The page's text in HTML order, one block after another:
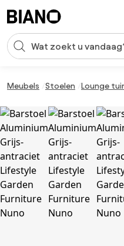
Zoekopdracht invoeren
Meubels Stoelen Lounge